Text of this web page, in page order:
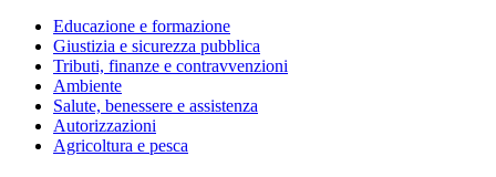
Educazione e formazione
Giustizia e sicurezza pubblica
Tributi, finanze e contravvenzioni
Ambiente
Salute, benessere e assistenza
Autorizzazioni
Agricoltura e pesca